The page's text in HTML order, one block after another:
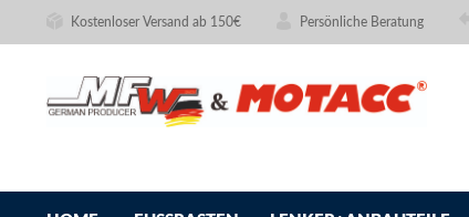
Kostenloser Versand ab 150€ Persönliche Beratung